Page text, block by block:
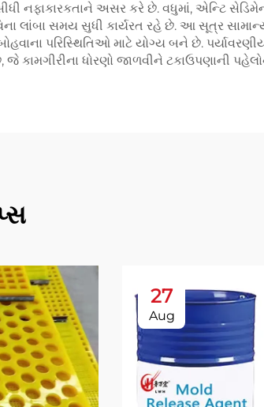
નફાકારકતાને અસર કરે છે. વધુમાં, એન્ટિ
લાંબા સમય સુધી કાર્યરત રહે છે. આ સૂત્ર
પરિસ્થિતિઓ માટે યોગ્ય બને છે. પર્યાવરણીય
કામગીરીના ધોરણો જાળવીને ટકાઉપણાની
27
Aug